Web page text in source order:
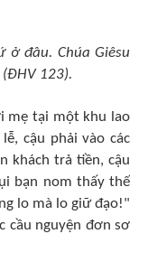
ở đâu. Chúa Giêsu
123).
mẹ tại một khu lao
cậu phải vào các
khách trả tiền, cậu
bạn nom thấy thế
lo mà lo giữ đạo!"
cầu nguyện đơn sơ